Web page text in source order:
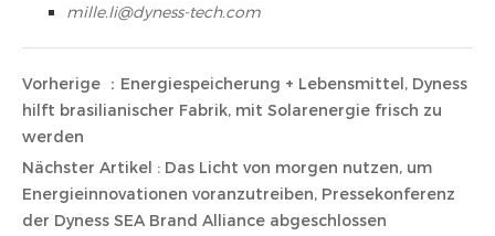
mille.li@dyness-tech.com
Vorherige ：Energiespeicherung + Lebensmittel, Dyness
hilft brasilianischer Fabrik, mit Solarenergie frisch zu
werden
Nächster Artikel : Das Licht von morgen nutzen, um
Energieinnovationen voranzutreiben, Pressekonferenz
der Dyness SEA Brand Alliance abgeschlossen